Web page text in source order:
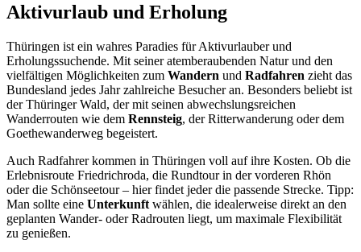
Aktivurlaub und Erholung
Thüringen ist ein wahres Paradies für Aktivurlauber und
Erholungssuchende. Mit seiner atemberaubenden Natur und den
vielfältigen Möglichkeiten zum Wandern und Radfahren zieht das
Bundesland jedes Jahr zahlreiche Besucher an. Besonders beliebt ist
der Thüringer Wald, der mit seinen abwechslungsreichen
Wanderrouten wie dem Rennsteig, der Ritterwanderung oder dem
Goethewanderweg begeistert.
Auch Radfahrer kommen in Thüringen voll auf ihre Kosten. Ob die
Erlebnisroute Friedrichroda, die Rundtour in der vorderen Rhön
oder die Schönseetour – hier findet jeder die passende Strecke. Tipp:
Man sollte eine Unterkunft wählen, die idealerweise direkt an den
geplanten Wander- oder Radrouten liegt, um maximale Flexibilität
zu genießen.